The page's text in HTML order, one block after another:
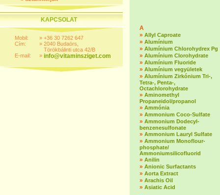
KAPCSOLAT
Mobil:
Cím:
E-mail:
»
»
»
+36 30 7262 647
2040 Budaörs,
Törökbálinti utca 42/B
info@vitaminsziget.com
A
» Allyl Caproate
» Alumínium
» Alumínium Chlorohydrex Pg
» Alumínium Clorohydrate
» Alumínium Fluoride
» Alumínium vegyületek
» Alumínium Zirkónium Tri-,
Tetra-, Penta-,
Octachlorohydrate
» Aminomethyl
Propaneidol/propanol
» Ammónia
» Ammonium Coco-Sulfate
» Ammonium Dodecyl-
benzenesulfonate
» Ammonium Lauryl Sulfate
» Ammonium Monoflour-
phosphate/
Ammoniumsilicofluorid
» Anilin
» Anionic Surfactants
» Aorta Extract
» Arachis Oil
» Asiatic Acid